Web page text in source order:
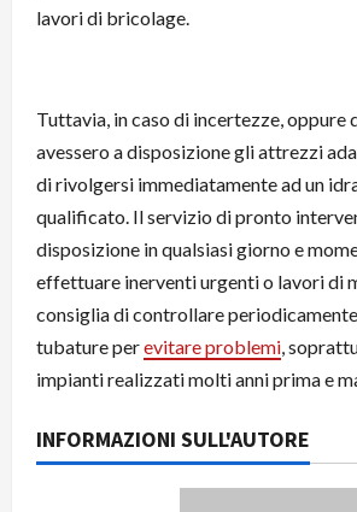
lavori di bricolage.
Tuttavia, in caso di incertezze, oppure
avessero a disposizione gli attrezzi
di rivolgersi immediatamente ad un
qualificato. Il servizio di pronto
disposizione in qualsiasi giorno e
effettuare inerventi urgenti o lavori di
consiglia di controllare
tubature perevitare problemi,
impianti realizzati molti anni prima e
INFORMAZIONI SULL'AUTORE